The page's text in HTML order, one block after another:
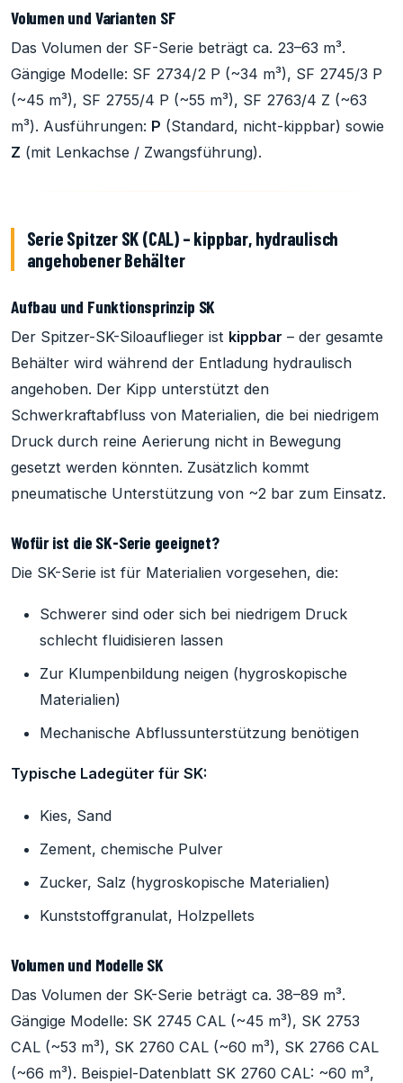
Volumen und Varianten SF
Das Volumen der SF-Serie beträgt ca. 23–63 m³.
Gängige Modelle: SF 2734/2 P (~34 m³), SF 2745/3 P
(~45 m³), SF 2755/4 P (~55 m³), SF 2763/4 Z (~63
m³). Ausführungen: P (Standard, nicht-kippbar) sowie
Z (mit Lenkachse / Zwangsführung).
Serie Spitzer SK (CAL) – kippbar, hydraulisch
angehobener Behälter
Aufbau und Funktionsprinzip SK
Der Spitzer-SK-Siloauflieger ist kippbar – der gesamte
Behälter wird während der Entladung hydraulisch
angehoben. Der Kipp unterstützt den
Schwerkraftabfluss von Materialien, die bei niedrigem
Druck durch reine Aerierung nicht in Bewegung
gesetzt werden könnten. Zusätzlich kommt
pneumatische Unterstützung von ~2 bar zum Einsatz.
Wofür ist die SK-Serie geeignet?
Die SK-Serie ist für Materialien vorgesehen, die:
Schwerer sind oder sich bei niedrigem Druck
schlecht fluidisieren lassen
Zur Klumpenbildung neigen (hygroskopische
Materialien)
Mechanische Abflussunterstützung benötigen
Typische Ladegüter für SK:
Kies, Sand
Zement, chemische Pulver
Zucker, Salz (hygroskopische Materialien)
Kunststoffgranulat, Holzpellets
Volumen und Modelle SK
Das Volumen der SK-Serie beträgt ca. 38–89 m³.
Gängige Modelle: SK 2745 CAL (~45 m³), SK 2753
CAL (~53 m³), SK 2760 CAL (~60 m³), SK 2766 CAL
(~66 m³). Beispiel-Datenblatt SK 2760 CAL: ~60 m³,